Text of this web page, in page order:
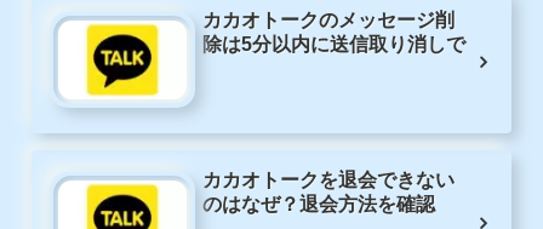
カカオトークのメッセージ削
除は5分以内に送信取り消しで
カカオトークを退会できない
のはなぜ？退会方法を確認